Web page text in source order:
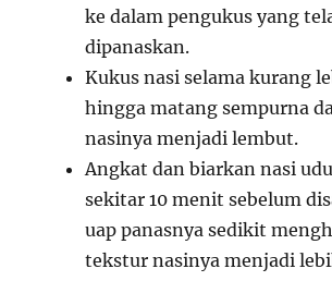
ke dalam pengukus yang
dipanaskan.
Kukus nasi selama kurang
hingga matang sempurna
nasinya menjadi lembut.
Angkat dan biarkan nasi
sekitar 10 menit sebelum
uap panasnya sedikit
tekstur nasinya menjadi